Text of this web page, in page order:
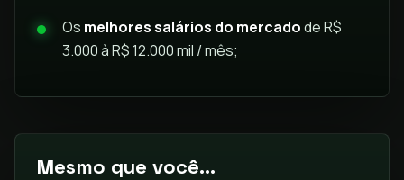
Os melhores salários do mercadode R$
3.000 à R$ 12.000 mil / mês;
Mesmo que você...